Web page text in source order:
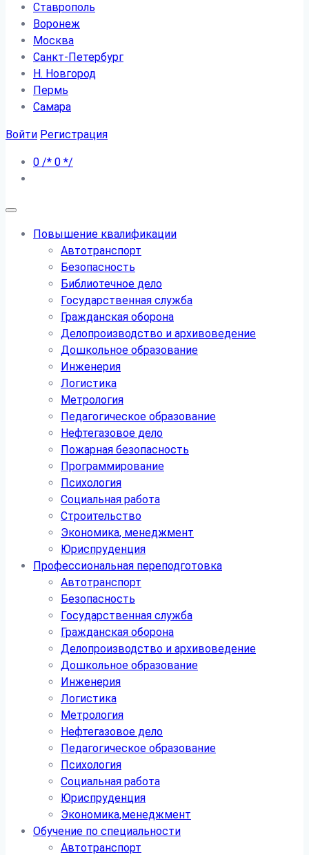
Ставрополь
Воронеж
Москва
Санкт-Петербург
Н. Новгород
Пермь
Самара
Войти Регистрация
0 /* 0 */
Повышение квалификации
Автотранспорт
Безопасность
Библиотечное дело
Государственная служба
Гражданская оборона
Делопроизводство и архивоведение
Дошкольное образование
Инженерия
Логистика
Метрология
Педагогическое образование
Нефтегазовое дело
Пожарная безопасность
Программирование
Психология
Социальная работа
Строительство
Экономика, менеджмент
Юриспруденция
Профессиональная переподготовка
Автотранспорт
Безопасность
Государственная служба
Гражданская оборона
Делопроизводство и архивоведение
Дошкольное образование
Инженерия
Логистика
Метрология
Нефтегазовое дело
Педагогическое образование
Психология
Социальная работа
Юриспруденция
Экономика,менеджмент
Обучение по специальности
Автотранспорт